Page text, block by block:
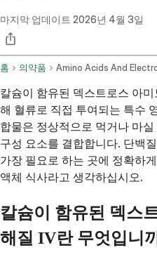
마지막 업데이트 2026년 4월 3일
홈 의약품
칼슘이 함유된 덱스트로스 아
해 혈류로 직접 투여되는 특수
합물은 정상적으로 먹거나 마
구성 요소를 결합합니다. 단백
가장 필요로 하는 곳에 정확하
액체 식사라고 생각하십시오.
칼슘이 함유된 덱스
해질 IV란 무엇입니